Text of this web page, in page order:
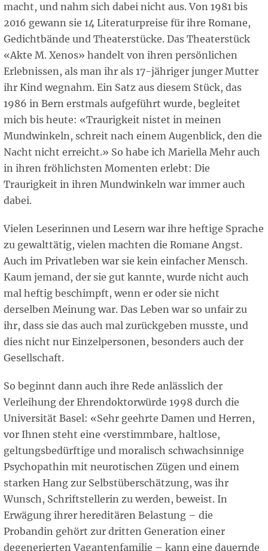
macht, und nahm sich dabei nicht aus. Von 1981 bis
2016 gewann sie 14 Literaturpreise für ihre Romane,
Gedichtbände und Theaterstücke. Das Theaterstück
«Akte M. Xenos» handelt von ihren persönlichen
Erlebnissen, als man ihr als 17-jähriger junger Mutter
ihr Kind wegnahm. Ein Satz aus diesem Stück, das
1986 in Bern erstmals aufgeführt wurde, begleitet
mich bis heute: «Traurigkeit nistet in meinen
Mundwinkeln, schreit nach einem Augenblick, den die
Nacht nicht erreicht.» So habe ich Mariella Mehr auch
in ihren fröhlichsten Momenten erlebt: Die
Traurigkeit in ihren Mundwinkeln war immer auch
dabei.
Vielen Leserinnen und Lesern war ihre heftige Sprache
zu gewalttätig, vielen machten die Romane Angst.
Auch im Privatleben war sie kein einfacher Mensch.
Kaum jemand, der sie gut kannte, wurde nicht auch
mal heftig beschimpft, wenn er oder sie nicht
derselben Meinung war. Das Leben war so unfair zu
ihr, dass sie das auch mal zurückgeben musste, und
dies nicht nur Einzelpersonen, besonders auch der
Gesellschaft.
So beginnt dann auch ihre Rede anlässlich der
Verleihung der Ehrendoktorwürde 1998 durch die
Universität Basel: «Sehr geehrte Damen und Herren,
vor Ihnen steht eine ‹verstimmbare, haltlose,
geltungsbedürftige und moralisch schwachsinnige
Psychopathin mit neurotischen Zügen und einem
starken Hang zur Selbstüberschätzung, was ihr
Wunsch, Schriftstellerin zu werden, beweist. In
Erwägung ihrer hereditären Belastung – die
Probandin gehört zur dritten Generation einer
degenerierten Vagantenfamilie – kann eine dauernde